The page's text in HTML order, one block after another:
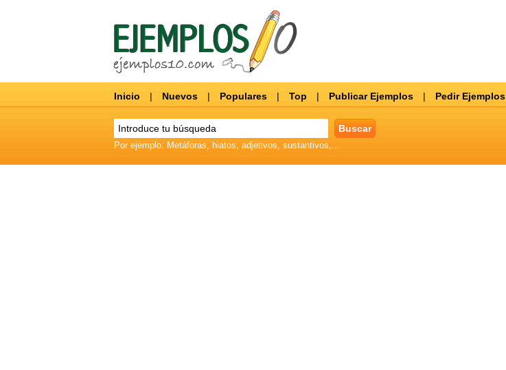
Inicio | Nuevos | Populares | Top | Publicar Ejemplos | Pedir Ejemplos
Por ejemplo: Metáforas, hiatos, adjetivos, sustantivos,...